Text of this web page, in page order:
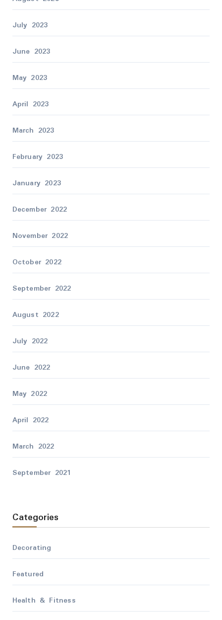
July 2023
June 2023
May 2023
April 2023
March 2023
February 2023
January 2023
December 2022
November 2022
October 2022
September 2022
August 2022
July 2022
June 2022
May 2022
April 2022
March 2022
September 2021
Categories
Decorating
Featured
Health & Fitness